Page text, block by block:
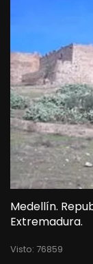
Medellín.
Extremadura.
Visto: 76859